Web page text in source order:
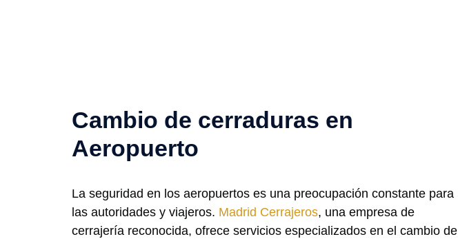
Cambio de cerraduras en
Aeropuerto
La seguridad en los aeropuertos es una preocupación constante para
las autoridades y viajeros. Madrid Cerrajeros, una empresa de
cerrajería reconocida, ofrece servicios especializados en el cambio de